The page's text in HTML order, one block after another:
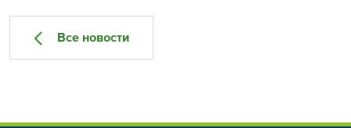
Все новости